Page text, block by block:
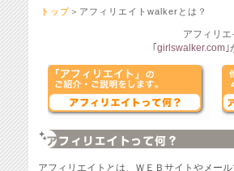
トップ ＞アフィリエイトwalkerとは？
アフィリ
｢ girlswalker.com ｣
アフィリエイトとは、ＷＥＢサイトやメー